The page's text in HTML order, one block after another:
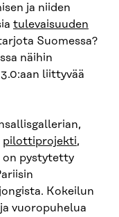
ja niiden
tulevaisuuden
Suomessa?
näihin
liittyvää
pilottiprojekti,
on pystytetty
Kokeilun
vuoropuhelua